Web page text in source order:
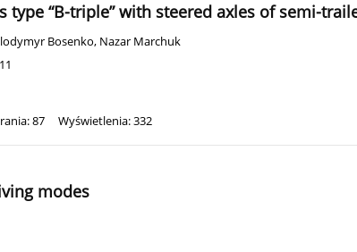
“B-triple” with steered axles of semi-
Bosenko, Nazar Marchuk
87 Wyświetlenia: 332
modes